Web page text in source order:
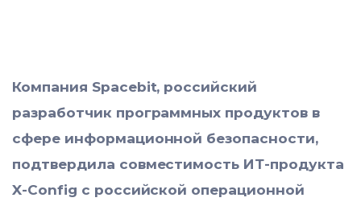
Компания Spacebit, российский
разработчик программных продуктов в
сфере информационной безопасности,
подтвердила совместимость ИТ-продукта
X-Config с российской операционной